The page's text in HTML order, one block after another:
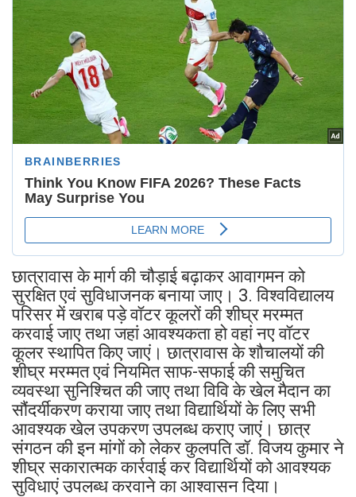
छात्रावास के मार्ग की चौड़ाई बढ़ाकर आवागमन को
सुरक्षित एवं सुविधाजनक बनाया जाए। 3. विश्वविद्यालय
परिसर में खराब पड़े वॉटर कूलरों की शीघ्र मरम्मत
करवाई जाए तथा जहां आवश्यकता हो वहां नए वॉटर
कूलर स्थापित किए जाएं। छात्रावास के शौचालयों की
शीघ्र मरम्मत एवं नियमित साफ-सफाई की समुचित
व्यवस्था सुनिश्चित की जाए तथा विवि के खेल मैदान का
सौंदर्यीकरण कराया जाए तथा विद्यार्थियों के लिए सभी
आवश्यक खेल उपकरण उपलब्ध कराए जाएं। छात्र
संगठन की इन मांगों को लेकर कुलपति डॉ. विजय कुमार ने
शीघ्र सकारात्मक कार्रवाई कर विद्यार्थियों को आवश्यक
सुविधाएं उपलब्ध करवाने का आश्वासन दिया।